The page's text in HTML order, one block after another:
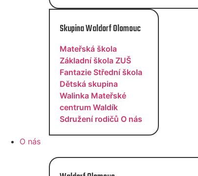
Skupina Waldorf Olomouc
Mateřská škola
Základní škola ZUŠ
Fantazie Střední škola
Dětská skupina
Walinka Mateřské
centrum Waldík
Sdružení rodičů O nás
O nás